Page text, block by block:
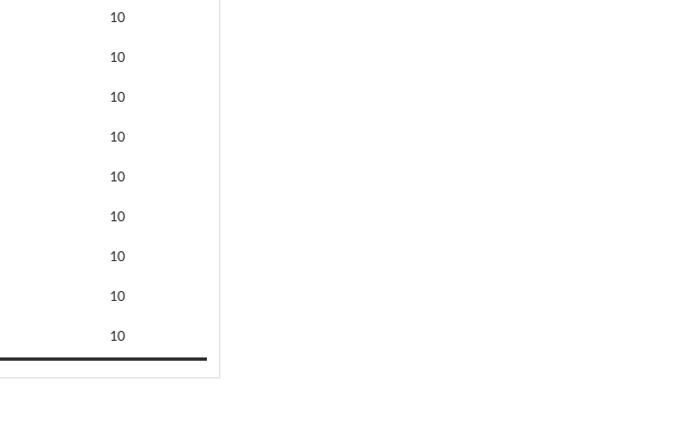
10
10
10
10
10
10
10
10
10